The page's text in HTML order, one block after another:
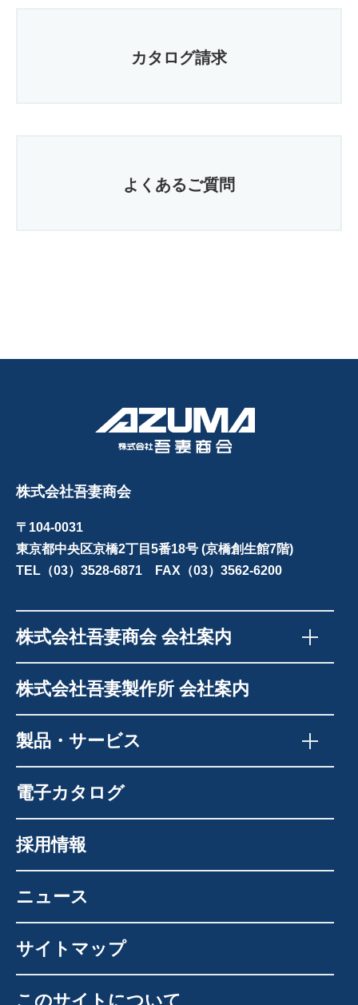
カタログ請求
よくあるご質問
株式会社吾妻商会
〒104-0031
東京都中央区京橋2丁目5番18号 (京橋創生館7階)
TEL（03）3528-6871 FAX（03）3562-6200
株式会社吾妻商会 会社案内
株式会社吾妻製作所 会社案内
製品・サービス
電子カタログ
採用情報
ニュース
サイトマップ
このサイトについて